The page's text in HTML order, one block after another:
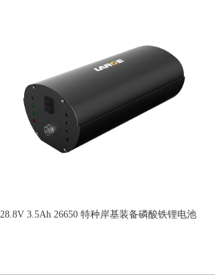
28.8V 3.5Ah 26650 特种岸基装备磷酸铁锂电池